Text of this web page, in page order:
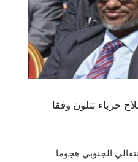
حرباء تتلون وفقا
الجنوبي هجوما